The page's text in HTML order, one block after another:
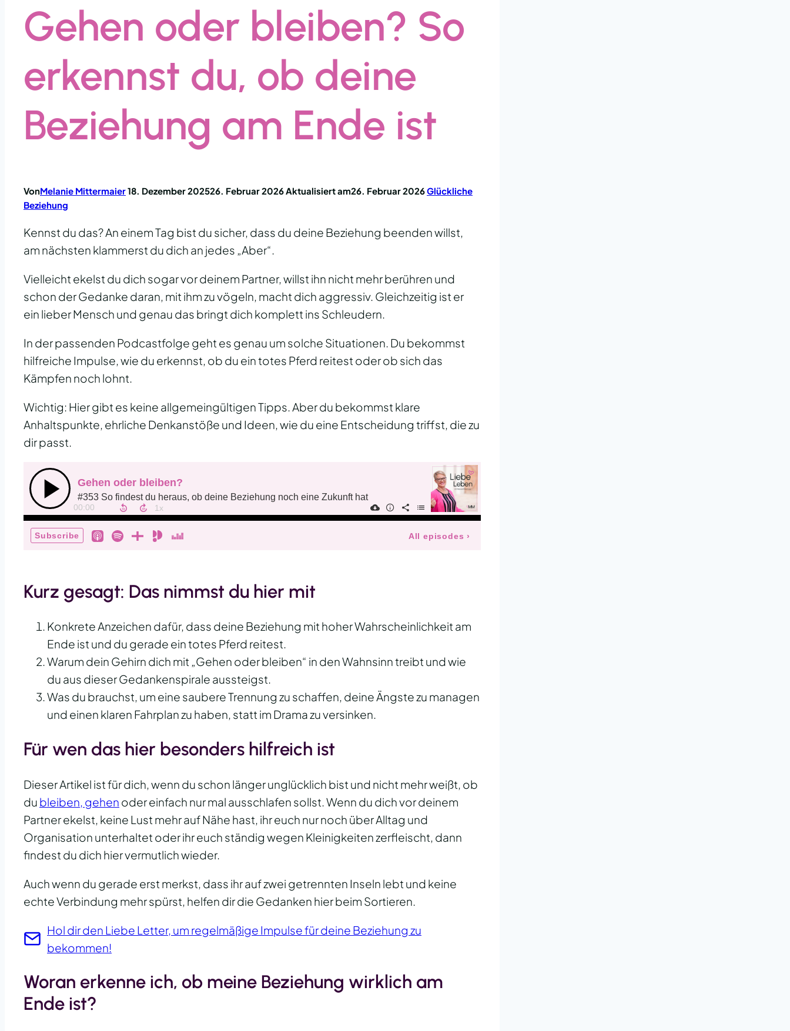
Gehen oder bleiben? So
erkennst du, ob deine
Beziehung am Ende ist
VonMelanie Mittermaier18. Dezember 202526. Februar 2026Aktualisiert am26. Februar 2026Glückliche
Beziehung
Kennst du das? An einem Tag bist du sicher, dass du deine Beziehung beenden willst,
am nächsten klammerst du dich an jedes „Aber“.
Vielleicht ekelst du dich sogar vor deinem Partner, willst ihn nicht mehr berühren und
schon der Gedanke daran, mit ihm zu vögeln, macht dich aggressiv. Gleichzeitig ist er
ein lieber Mensch und genau das bringt dich komplett ins Schleudern.
In der passenden Podcastfolge geht es genau um solche Situationen. Du bekommst
hilfreiche Impulse, wie du erkennst, ob du ein totes Pferd reitest oder ob sich das
Kämpfen noch lohnt.
Wichtig: Hier gibt es keine allgemeingültigen Tipps. Aber du bekommst klare
Anhaltspunkte, ehrliche Denkanstöße und Ideen, wie du eine Entscheidung triffst, die zu
dir passt.
Kurz gesagt: Das nimmst du hier mit
Konkrete Anzeichen dafür, dass deine Beziehung mit hoher Wahrscheinlichkeit am
Ende ist und du gerade ein totes Pferd reitest.
Warum dein Gehirn dich mit „Gehen oder bleiben“ in den Wahnsinn treibt und wie
du aus dieser Gedankenspirale aussteigst.
Was du brauchst, um eine saubere Trennung zu schaffen, deine Ängste zu managen
und einen klaren Fahrplan zu haben, statt im Drama zu versinken.
Für wen das hier besonders hilfreich ist
Dieser Artikel ist für dich, wenn du schon länger unglücklich bist und nicht mehr weißt, ob
du bleiben, gehen oder einfach nur mal ausschlafen sollst. Wenn du dich vor deinem
Partner ekelst, keine Lust mehr auf Nähe hast, ihr euch nur noch über Alltag und
Organisation unterhaltet oder ihr euch ständig wegen Kleinigkeiten zerfleischt, dann
findest du dich hier vermutlich wieder.
Auch wenn du gerade erst merkst, dass ihr auf zwei getrennten Inseln lebt und keine
echte Verbindung mehr spürst, helfen dir die Gedanken hier beim Sortieren.
Hol dir den Liebe Letter, um regelmäßige Impulse für deine Beziehung zu
bekommen!
Woran erkenne ich, ob meine Beziehung wirklich am
Ende ist?